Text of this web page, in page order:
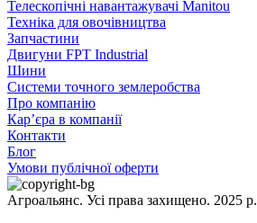
Телескопічні навантажувачі Manitou
Техніка для овочівництва
Запчастини
Двигуни FPT Industrial
Шини
Системи точного землеробства
Про компанію
Кар’єра в компанії
Контакти
Блог
Умови публічної оферти
Агроальянс. Усі права захищено. 2025 р.